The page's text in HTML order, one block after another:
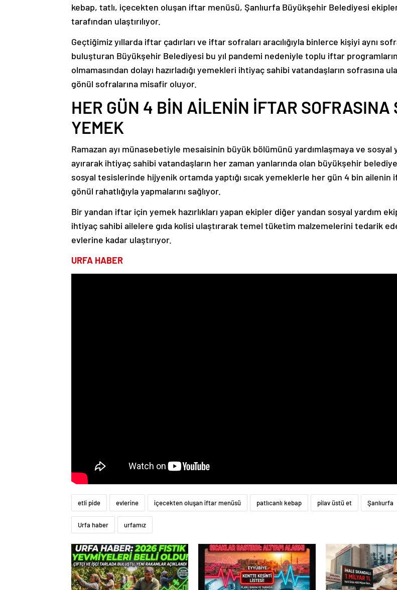
kebap, tatlı, içecekten oluşan iftar menüsü, Şanlıurfa Büyükşehir Belediyesi
tarafından ulaştırılıyor.
Geçtiğimiz yıllarda iftar çadırları ve iftar sofraları aracılığıyla binlerce kişiyi aynı
buluşturan Büyükşehir Belediyesi bu yıl pandemi nedeniyle toplu iftar
olmamasından dolayı hazırladığı yemekleri ihtiyaç sahibi vatandaşların sofrasına
gönül sofralarına misafir oluyor.
HER GÜN 4 BİN AİLENİN İFTAR SOFRASINA
YEMEK
Ramazan ayı münasebetiyle mesaisinin büyük bölümünü yardımlaşmaya ve sosyal
ayırarak ihtiyaç sahibi vatandaşların her zaman yanlarında olan büyükşehir
sosyal tesislerinde hijyenik ortamda yaptığı sıcak yemeklerle her gün 4 bin ailenin
gönül rahatlığıyla yapmalarını sağlıyor.
Bir yandan iftar için yemek hazırlıkları yapan ekipler diğer yandan sosyal yardım
ihtiyaç sahibi ailelere gıda kolisi ulaştırarak temel tüketim malzemelerini tedarik
evlerine kadar ulaştırıyor.
URFA HABER
etli pide evlerine içecekten oluşan iftar menüsü patlıcanlı kebap pilav üstü et Şanlıurfa
Urfa haber urfamız